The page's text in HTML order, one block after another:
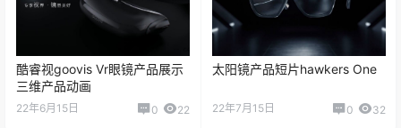
酷睿视goovis Vr眼镜产品展示
三维产品动画
22年6月15日 0 22
太阳镜产品短片hawkers One
22年7月15日 0 32